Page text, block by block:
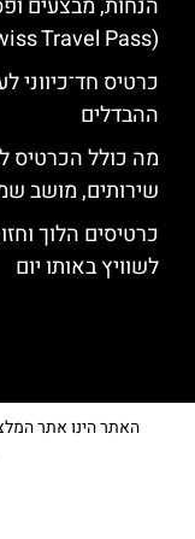
הנחות, מבצעים
(Swiss Travel Pass ועוד)
כרטיס חד־כיווני
ההבדלים
מה כולל הכרטיס
שירותים, מושב
כרטיסים הלוך
לשוויץ באותו יום
האתר הינו אתר